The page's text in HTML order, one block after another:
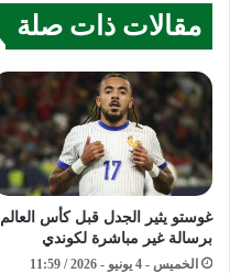
مقالات ذات صلة
غوستو يثير الجدل قبل كأس العالم
برسالة غير مباشرة لكوندي
الخميس - 4 يونيو - 2026 / 11:59